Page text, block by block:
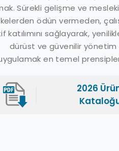
Tankları
Acil Müdahale
Bariyer Tamburları
Sistemleri
Yağ Sıyırıcılar
Sürekli gelişme ve
ödün vermeden,
katılımını sağlayarak,
dürüst ve güvenilir
en temel
2026